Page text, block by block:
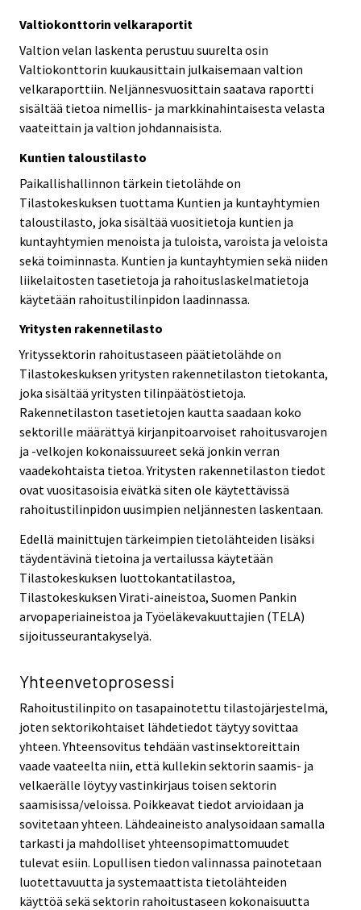
Valtiokonttorin velkaraportit
Valtion velan laskenta perustuu suurelta osin
Valtiokonttorin kuukausittain julkaisemaan valtion
velkaraporttiin. Neljännesvuosittain saatava raportti
sisältää tietoa nimellis- ja markkinahintaisesta velasta
vaateittain ja valtion johdannaisista.
Kuntien taloustilasto
Paikallishallinnon tärkein tietolähde on
Tilastokeskuksen tuottama Kuntien ja kuntayhtymien
taloustilasto, joka sisältää vuositietoja kuntien ja
kuntayhtymien menoista ja tuloista, varoista ja veloista
sekä toiminnasta. Kuntien ja kuntayhtymien sekä niiden
liikelaitosten tasetietoja ja rahoituslaskelmatietoja
käytetään rahoitustilinpidon laadinnassa.
Yritysten rakennetilasto
Yrityssektorin rahoitustaseen päätietolähde on
Tilastokeskuksen yritysten rakennetilaston tietokanta,
joka sisältää yritysten tilinpäätöstietoja.
Rakennetilaston tasetietojen kautta saadaan koko
sektorille määrättyä kirjanpitoarvoiset rahoitusvarojen
ja -velkojen kokonaissuureet sekä jonkin verran
vaadekohtaista tietoa. Yritysten rakennetilaston tiedot
ovat vuositasoisia eivätkä siten ole käytettävissä
rahoitustilinpidon uusimpien neljännesten laskentaan.
Edellä mainittujen tärkeimpien tietolähteiden lisäksi
täydentävinä tietoina ja vertailussa käytetään
Tilastokeskuksen luottokantatilastoa,
Tilastokeskuksen Virati-aineistoa, Suomen Pankin
arvopaperiaineistoa ja Työeläkevakuuttajien (TELA)
sijoitusseurantakyselyä.
Yhteenvetoprosessi
Rahoitustilinpito on tasapainotettu tilastojärjestelmä,
joten sektorikohtaiset lähdetiedot täytyy sovittaa
yhteen. Yhteensovitus tehdään vastinsektoreittain
vaade vaateelta niin, että kullekin sektorin saamis- ja
velkaerälle löytyy vastinkirjaus toisen sektorin
saamisissa/veloissa. Poikkeavat tiedot arvioidaan ja
sovitetaan yhteen. Lähdeaineisto analysoidaan samalla
tarkasti ja mahdolliset yhteensopimattomuudet
tulevat esiin. Lopullisen tiedon valinnassa painotetaan
luotettavuutta ja systemaattista tietolähteiden
käyttöä sekä sektorin rahoitustaseen kokonaisuutta